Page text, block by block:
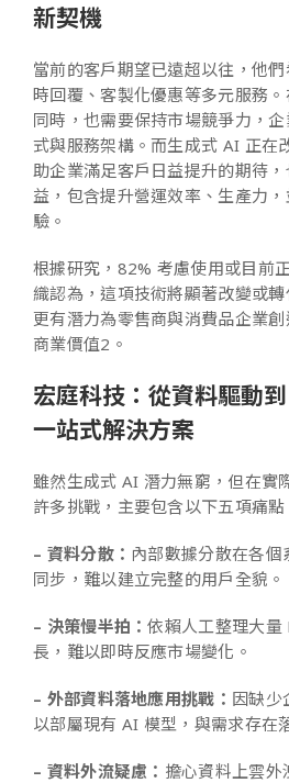
新契機
當前的客戶期望已遠超以往，他
時回覆、客製化優惠等多元服務
同時，也需要保持市場競爭力，
式與服務架構。而生成式 AI 正在
助企業滿足客戶日益提升的期待
益，包含提升營運效率、生產力
驗。
根據研究，82% 考慮使用或目前
織認為，這項技術將顯著改變或
更有潛力為零售商與消費品企業
商業價值2 。
宏庭科技：從資料驅動
一站式解決方案
雖然生成式 AI 潛力無窮，但在實
許多挑戰，主要包含以下五項痛點
– 資料分散： 內部數據分散在各
同步，難以建立完整的用戶全貌。
– 決策慢半拍：依賴人工整理大量
長，難以即時反應市場變化。
– 外部資料落地應用挑戰： 因缺少
以部屬現有 AI 模型，與需求存在
– 資料外流疑慮： 擔心資料上雲外